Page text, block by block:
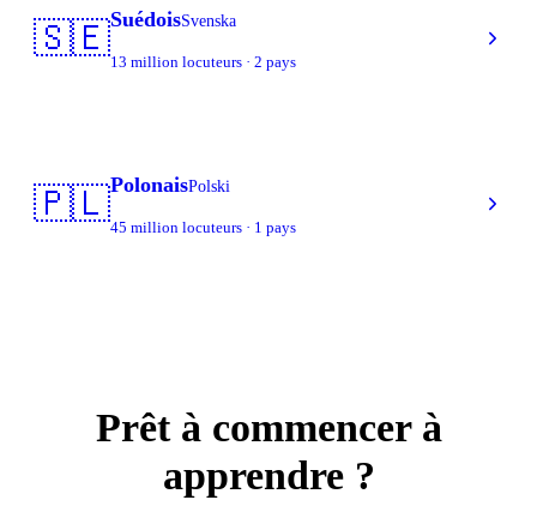
🇸🇪SuédoisSvenska
13 million locuteurs · 2 pays
🇵🇱PolonaisPolski
45 million locuteurs · 1 pays
Prêt à commencer à
apprendre ?